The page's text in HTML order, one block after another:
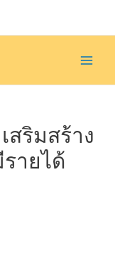
สริมสร้าง
ายได้